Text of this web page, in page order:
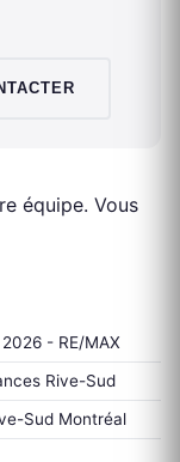
équipe. Vous
- RE/MAX
Rive-Sud
Sud Montréal